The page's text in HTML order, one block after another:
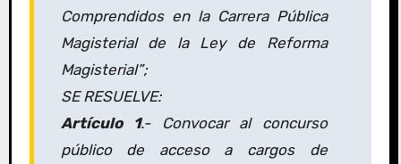
Comprendidos en la Carrera Pública
Magisterial de la Ley de Reforma
Magisterial”;
SE RESUELVE:
Artículo 1.- Convocar al concurso
público de acceso a cargos de